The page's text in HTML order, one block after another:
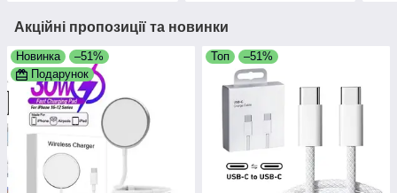
Акційні пропозиції та новинки
Новинка
–51%
Подарунок
Топ –51%